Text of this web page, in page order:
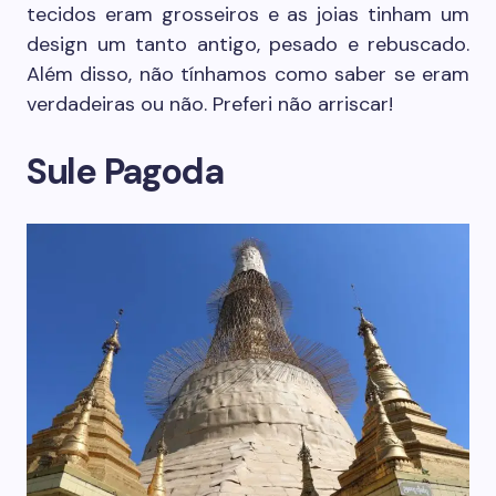
tecidos eram grosseiros e as joias tinham um
design um tanto antigo, pesado e rebuscado.
Além disso, não tínhamos como saber se eram
verdadeiras ou não. Preferi não arriscar!
Sule Pagoda